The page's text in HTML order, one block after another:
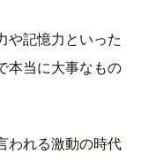
や記憶力といった
本当に大事なもの
われる激動の時代